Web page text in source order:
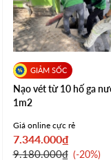
Nạo vét từ 10 hố ga
1m2
Giá online cực rẻ
7.344.000₫
9.180.000₫ -20%